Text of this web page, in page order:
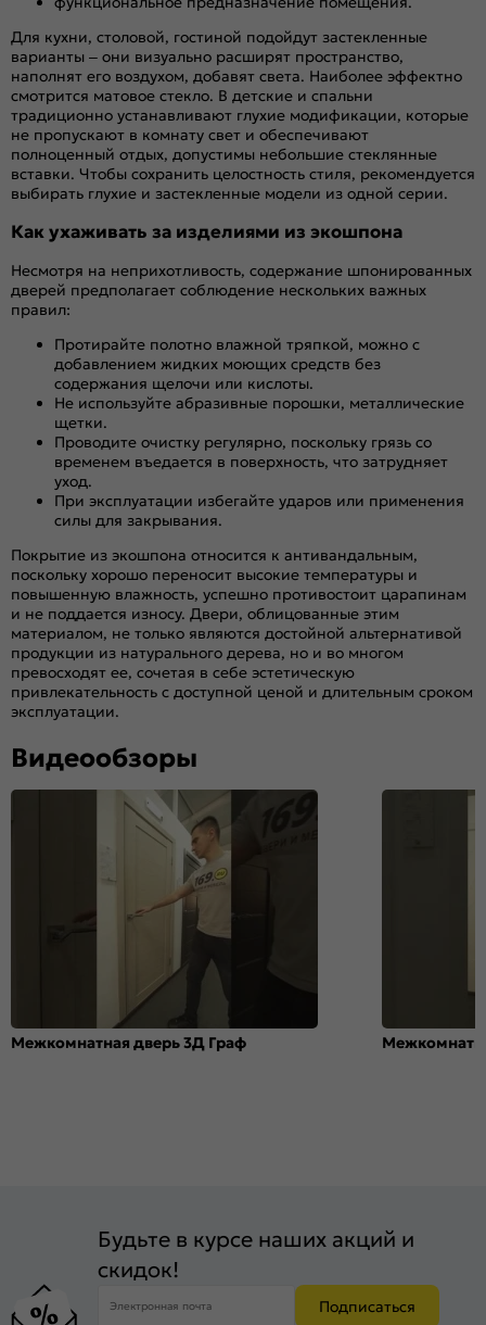
Для кухни, столовой, гостиной подойдут застекленные
варианты – они визуально расширят пространство,
наполнят его воздухом, добавят света. Наиболее эффектно
смотрится матовое стекло. В детские и спальни
традиционно устанавливают глухие модификации, которые
не пропускают в комнату свет и обеспечивают
полноценный отдых, допустимы небольшие стеклянные
вставки. Чтобы сохранить целостность стиля, рекомендуется
выбирать глухие и застекленные модели из одной серии.
Как ухаживать за изделиями из экошпона
Несмотря на неприхотливость, содержание шпонированных
дверей предполагает соблюдение нескольких важных
правил:
Протирайте полотно влажной тряпкой, можно с
добавлением жидких моющих средств без
содержания щелочи или кислоты.
Не используйте абразивные порошки, металлические
щетки.
Проводите очистку регулярно, поскольку грязь со
временем въедается в поверхность, что затрудняет
уход.
При эксплуатации избегайте ударов или применения
силы для закрывания.
Покрытие из экошпона относится к антивандальным,
поскольку хорошо переносит высокие температуры и
повышенную влажность, успешно противостоит царапинам
и не поддается износу. Двери, облицованные этим
материалом, не только являются достойной альтернативой
продукции из натурального дерева, но и во многом
превосходят ее, сочетая в себе эстетическую
привлекательность с доступной ценой и длительным сроком
эксплуатации.
Видеообзоры
Межкомнатная дверь 3Д Граф
Будьте в курсе наших акций и
скидок!
Электронная почта Подписаться